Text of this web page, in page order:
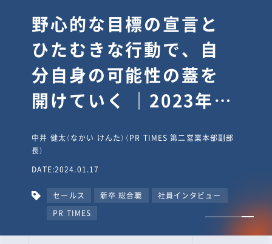
逆境では自分のスタン
スを変え“予想を裏切
り、期待を超える”【真
輔塾・前編】
山田真輔（やまだ しんすけ）（執行役員 兼 Jooto事業部
長）
DATE:2023.09.08
カルチャー CxO キャリア入社 Jooto